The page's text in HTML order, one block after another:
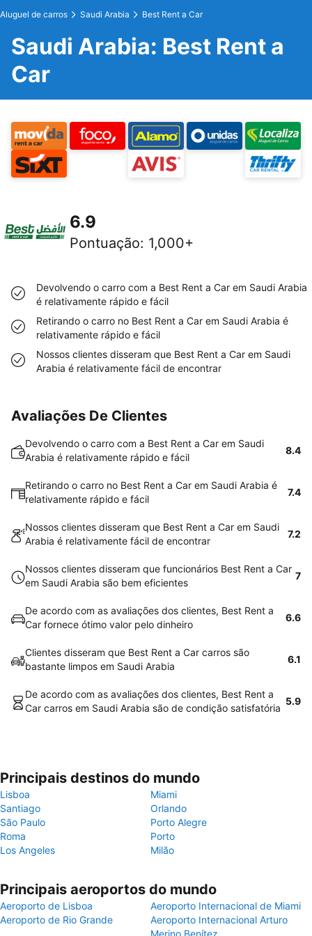
Aluguel de carros Saudi Arabia Best Rent a Car
Saudi Arabia: Best Rent a
Car
6.9
Pontuação: 1,000+
Devolvendo o carro com a Best Rent a Car em Saudi Arabia
é relativamente rápido e fácil
Retirando o carro no Best Rent a Car em Saudi Arabia é
relativamente rápido e fácil
Nossos clientes disseram que Best Rent a Car em Saudi
Arabia é relativamente fácil de encontrar
Avaliações De Clientes
Devolvendo o carro com a Best Rent a Car em Saudi
Arabia é relativamente rápido e fácil
8.4
Retirando o carro no Best Rent a Car em Saudi Arabia é
relativamente rápido e fácil
7.4
Nossos clientes disseram que Best Rent a Car em Saudi
Arabia é relativamente fácil de encontrar
7.2
Nossos clientes disseram que funcionários Best Rent a Car
em Saudi Arabia são bem eficientes
7
De acordo com as avaliações dos clientes, Best Rent a
Car fornece ótimo valor pelo dinheiro
6.6
Clientes disseram que Best Rent a Car carros são
bastante limpos em Saudi Arabia
6.1
De acordo com as avaliações dos clientes, Best Rent a
Car carros em Saudi Arabia são de condição satisfatória
5.9
Principais destinos do mundo
Lisboa
Miami
Santiago
Orlando
São Paulo
Porto Alegre
Roma
Porto
Los Angeles
Milão
Principais aeroportos do mundo
Aeroporto de Lisboa
Aeroporto Internacional de Miami
Aeroporto de Rio Grande
Aeroporto Internacional Arturo
Merino Benítez